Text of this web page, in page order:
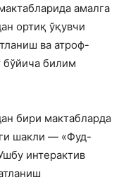
амалга
ортиқ ўқувчи
ва атроф-
бўйича билим
бири мактабларда
шакли — «Фуд-
интерактив